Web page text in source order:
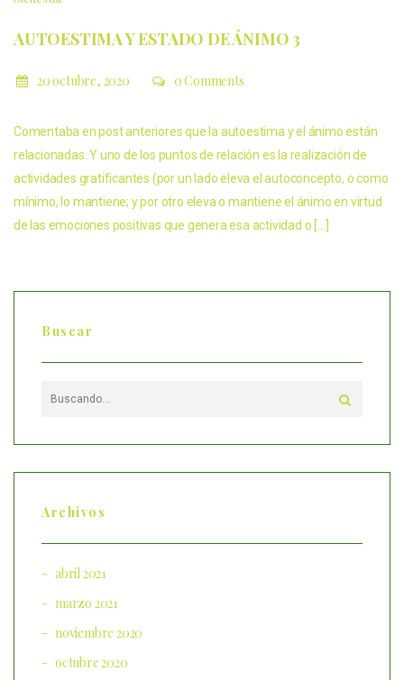
AUTOESTIMA Y ESTADO DE ÁNIMO 3
20 octubre, 2020 0 Comments
Comentaba en post anteriores que la autoestima y el ánimo están
relacionadas. Y uno de los puntos de relación es la realización de
actividades gratificantes (por un lado eleva el autoconcepto, o como
mínimo, lo mantiene; y por otro eleva o mantiene el ánimo en virtud
de las emociones positivas que genera esa actividad o […]
Buscar
Archivos
abril 2021
marzo 2021
noviembre 2020
octubre 2020